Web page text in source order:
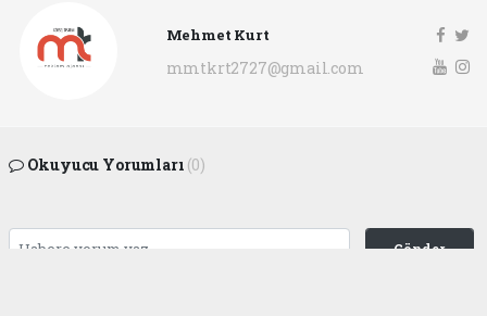
Mehmet Kurt
mmtkrt2727@gmail.com
Okuyucu Yorumları (0)
Gönder